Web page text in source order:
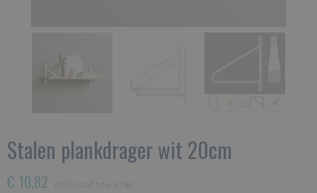
Stalen plankdrager wit 20cm
€ 10,82